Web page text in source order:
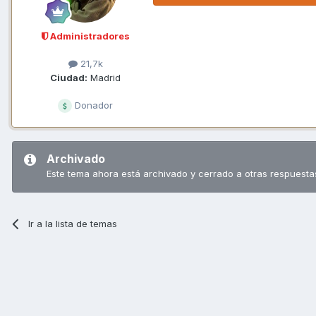
Administradores
21,7k
Ciudad: Madrid
Donador
Archivado
Este tema ahora está archivado y cerrado a otras
Ir a la lista de temas